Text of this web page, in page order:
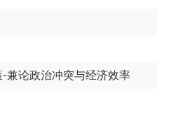
兼论政治冲突与经济效率